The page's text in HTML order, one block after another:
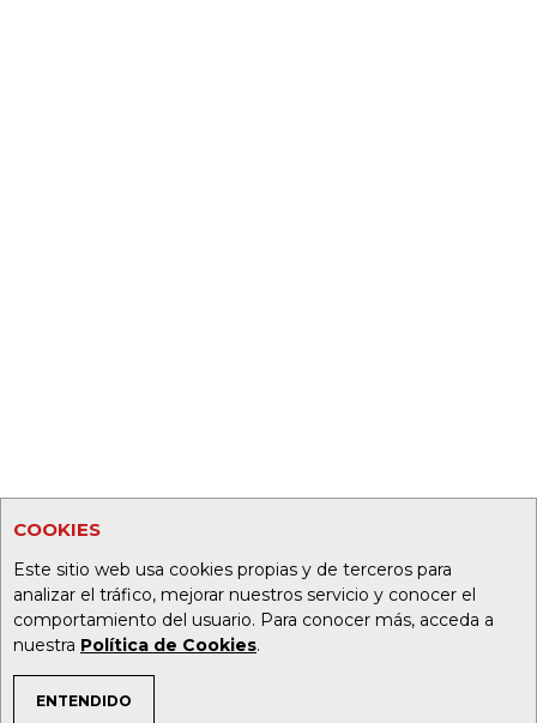
COOKIES
Este sitio web usa cookies propias y de terceros para
analizar el tráfico, mejorar nuestros servicio y conocer el
comportamiento del usuario. Para conocer más, acceda a
nuestra Política de Cookies.
ENTENDIDO